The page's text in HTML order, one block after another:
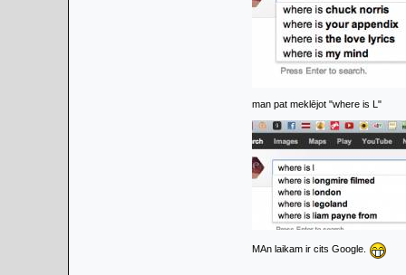
man pat meklējot "where is L"
MAn laikam ir cits Google.